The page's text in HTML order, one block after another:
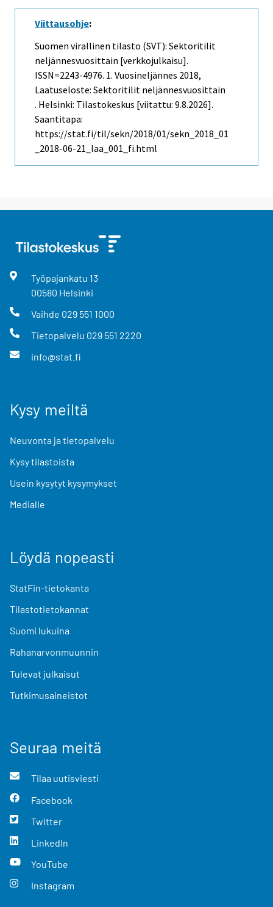
Viittausohje:
Suomen virallinen tilasto (SVT): Sektoritilit
neljännesvuosittain [verkkojulkaisu].
ISSN=2243-4976. 1. Vuosineljännes 2018,
Laatuseloste: Sektoritilit neljännesvuosittain
. Helsinki: Tilastokeskus [viitattu: 9.8.2026].
Saantitapa:
https://stat.fi/til/sekn/2018/01/sekn_2018_01
_2018-06-21_laa_001_fi.html
Työpajankatu 13
00580 Helsinki
Vaihde 029 551 1000
Tietopalvelu 029 551 2220
info@stat.fi
Kysy meiltä
Neuvonta ja tietopalvelu
Kysy tilastoista
Usein kysytyt kysymykset
Medialle
Löydä nopeasti
StatFin-tietokanta
Tilastotietokannat
Suomi lukuina
Rahanarvonmuunnin
Tulevat julkaisut
Tutkimusaineistot
Seuraa meitä
Tilaa uutisviesti
Facebook
Twitter
LinkedIn
YouTube
Instagram